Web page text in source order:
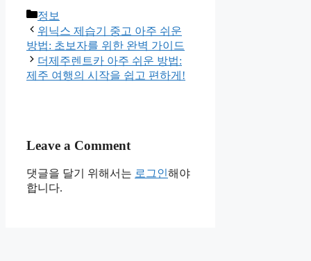
Categories
정보
위닉스 제습기 중고 아주 쉬운
방법: 초보자를 위한 완벽 가이드
더제주렌트카 아주 쉬운 방법:
제주 여행의 시작을 쉽고 편하게!
Leave a Comment
댓글을 달기 위해서는 로그인해야
합니다.